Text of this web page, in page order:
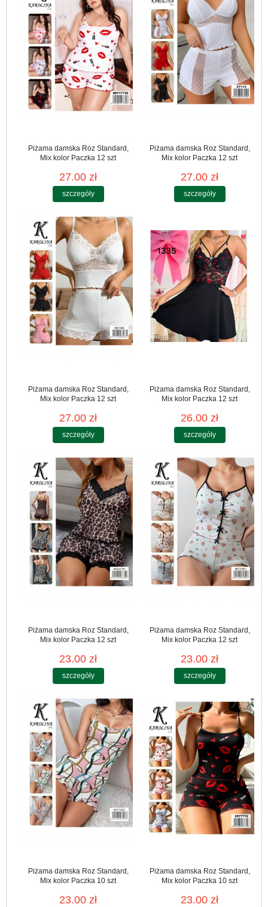
Piżama damska Roz Standard,
Mix kolor Paczka 12 szt
27.00 zł
szczegóły
Piżama damska Roz Standard,
Mix kolor Paczka 12 szt
27.00 zł
szczegóły
Piżama damska Roz Standard,
Mix kolor Paczka 12 szt
27.00 zł
szczegóły
Piżama damska Roz Standard,
Mix kolor Paczka 12 szt
26.00 zł
szczegóły
Piżama damska Roz Standard,
Mix kolor Paczka 12 szt
23.00 zł
szczegóły
Piżama damska Roz Standard,
Mix kolor Paczka 12 szt
23.00 zł
szczegóły
Piżama damska Roz Standard,
Mix kolor Paczka 10 szt
23.00 zł
Piżama damska Roz Standard,
Mix kolor Paczka 10 szt
23.00 zł